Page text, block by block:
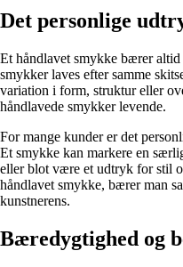
Det personlige
Et håndlavet smykke bærer
smykker laves efter samme
variation i form, struktur eller
håndlavede smykker levende.
For mange kunder er det
Et smykke kan markere en
eller blot være et udtryk for stil
håndlavet smykke, bærer man
kunstnerens.
Bæredygtighed og